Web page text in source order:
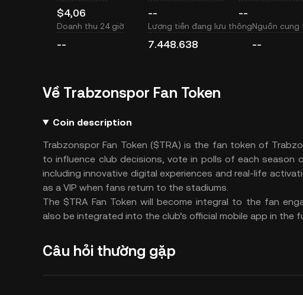
$4,06 -- --
Doanh thu 24 giờ
--
Lượng tiền đang lưu thông
7.448.638
Nguồn cung
--
Về Trabzonspor Fan Token
Coin description
Trabzonspor Fan Token ($TRA) is the fan token of
to influence club decisions, vote in polls of each season
including innovative digital experiences and real-life
as a VIP when fans return to the stadiums.
The $TRA Fan Token will become integral to the fan
also be integrated into the club’s official mobile app in the
Câu hỏi thường gặp